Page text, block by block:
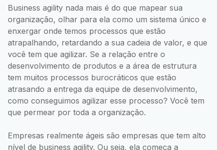
Business agility nada mais é do que mapear sua
organização, olhar para ela como um sistema único e
enxergar onde temos processos que estão
atrapalhando, retardando a sua cadeia de valor, e que
você tem que agilizar. Se a relação entre o
desenvolvimento de produtos e a área de estrutura
tem muitos processos burocráticos que estão
atrasando a entrega da equipe de desenvolvimento,
como conseguimos agilizar esse processo? Você tem
que permear por toda a organização.
Empresas realmente ágeis são empresas que tem alto
nível de business agility. Ou seja, ela começa a